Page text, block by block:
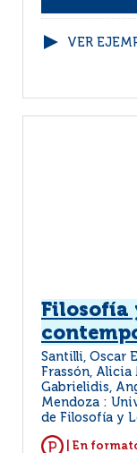
VER
Filosofía
Santilli, Oscar
Frassón,
Gabrielidis,
Mendoza :
de Filosofía y
| En